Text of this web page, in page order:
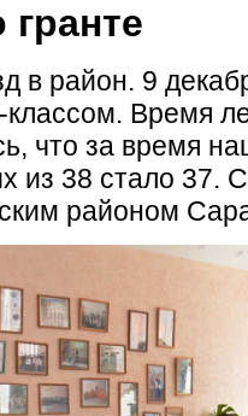
в район. 9
Время
что за время
из 38 стало 37.
районом